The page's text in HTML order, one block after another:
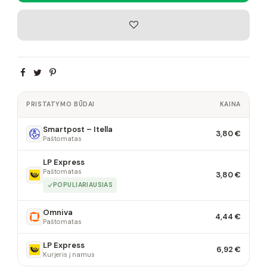
PRISTATYMO BŪDAI KAINA
Smartpost – Itella
Paštomatas 3,80 €
LP Express
Paštomatas
POPULIARIAUSIAS
3,80 €
Omniva
Paštomatas 4,44 €
LP Express
Kurjeris į namus 6,92 €